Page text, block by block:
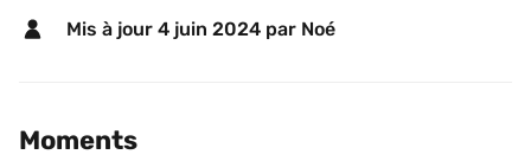
Mis à jour 4 juin 2024 par Noé
Moments